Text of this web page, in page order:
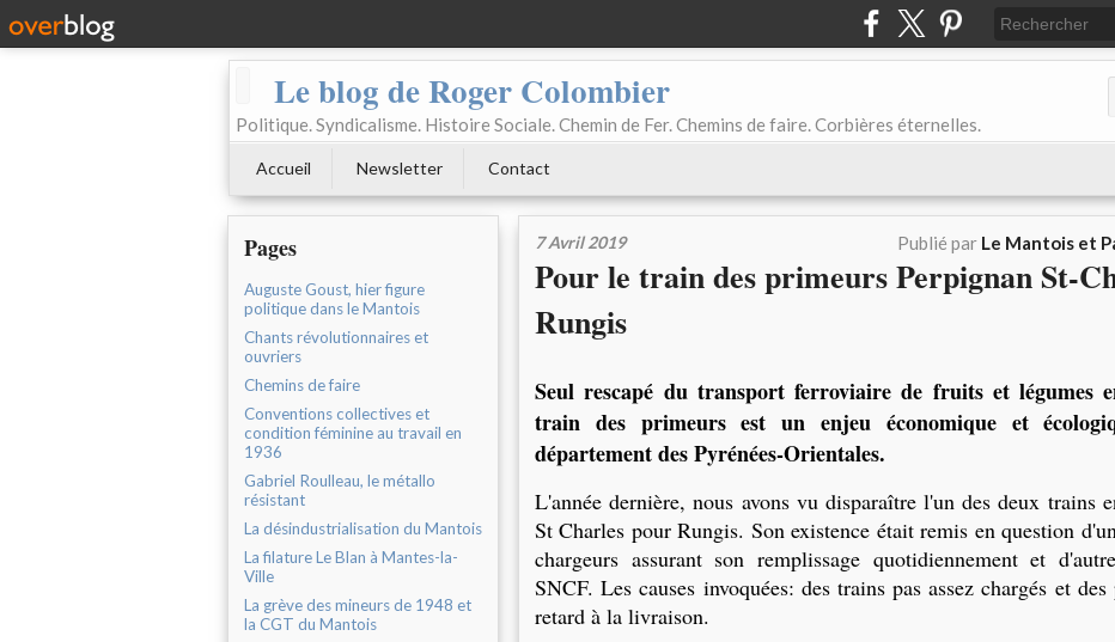
Le blog de Roger Colombier
Politique. Syndicalisme. Histoire Sociale. Chemin de Fer. Chemins de faire. Corbières éternelles.
Accueil Newsletter Contact
Pages
Auguste Goust, hier figure
politique dans le Mantois
Chants révolutionnaires et
ouvriers
Chemins de faire
Conventions collectives et
condition féminine au travail en
1936
Gabriel Roulleau, le métallo
résistant
La désindustrialisation du Mantois
La filature Le Blan à Mantes-la-
Ville
La grève des mineurs de 1948 et
la CGT du Mantois
7 Avril 2019 Publié par Le Mantois et
Pour le train des primeurs Perpignan St-
Rungis
Seul rescapé du transport ferroviaire de fruits et légumes
train des primeurs est un enjeu économique et
département des Pyrénées-Orientales.
L'année dernière, nous avons vu disparaître l'un des deux trains
St Charles pour Rungis. Son existence était remis en question
chargeurs assurant son remplissage quotidiennement et
SNCF. Les causes invoquées: des trains pas assez chargés et
retard à la livraison.